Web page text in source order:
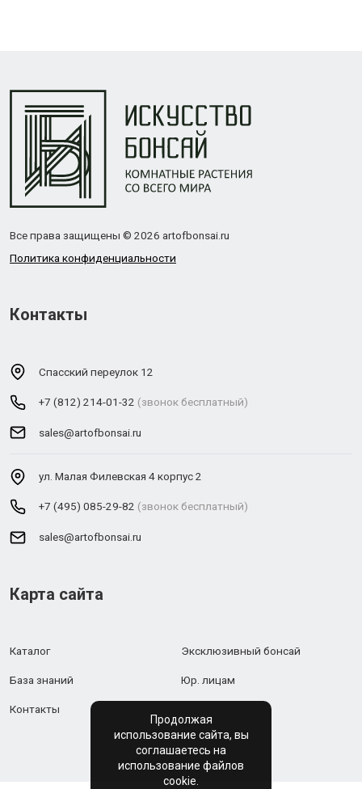
Все права защищены © 2026 artofbonsai.ru
Политика конфиденциальности
Контакты
Спасский переулок 12
+7 (812) 214-01-32 (звонок бесплатный)
sales@artofbonsai.ru
ул. Малая Филевская 4 корпус 2
+7 (495) 085-29-82 (звонок бесплатный)
sales@artofbonsai.ru
Карта сайта
Каталог Эксклюзивный бонсай
База знаний Юр. лицам
Контакты
Продолжая
использование сайта, вы
соглашаетесь на
использование файлов
cookie.